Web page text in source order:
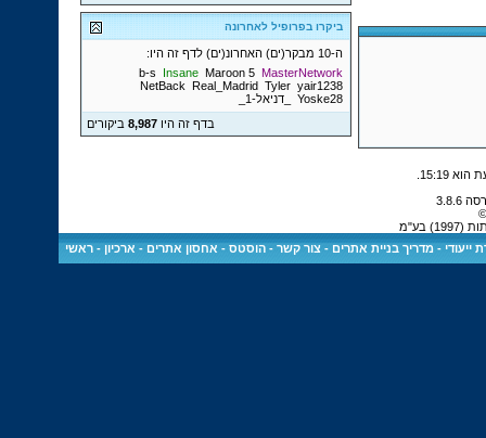
ביקרו בפרופיל לאחרונה
ה-10 מבקר(ים) האחרונ(ים) לדף זה היו:
b-s
Insane Maroon 5 MasterNetwork
NetBack Real_Madrid Tyler yair1238
Yoske28
_דניאל-1_
בדף זה היו8,987 ביקורים
15:19
בע"מ
ייעודי -מדריך בניית אתרים -צור קשר -הוסטס - אחסון אתרים - ארכיון -ראשי